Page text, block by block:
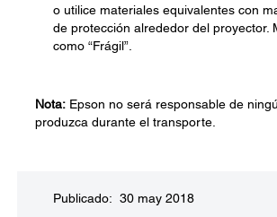
o utilice materiales equivalentes con
de protección alrededor del proyector.
como “Frágil”.
Nota: Epson no será responsable de
produzca durante el transporte.
Publicado: 30 may 2018